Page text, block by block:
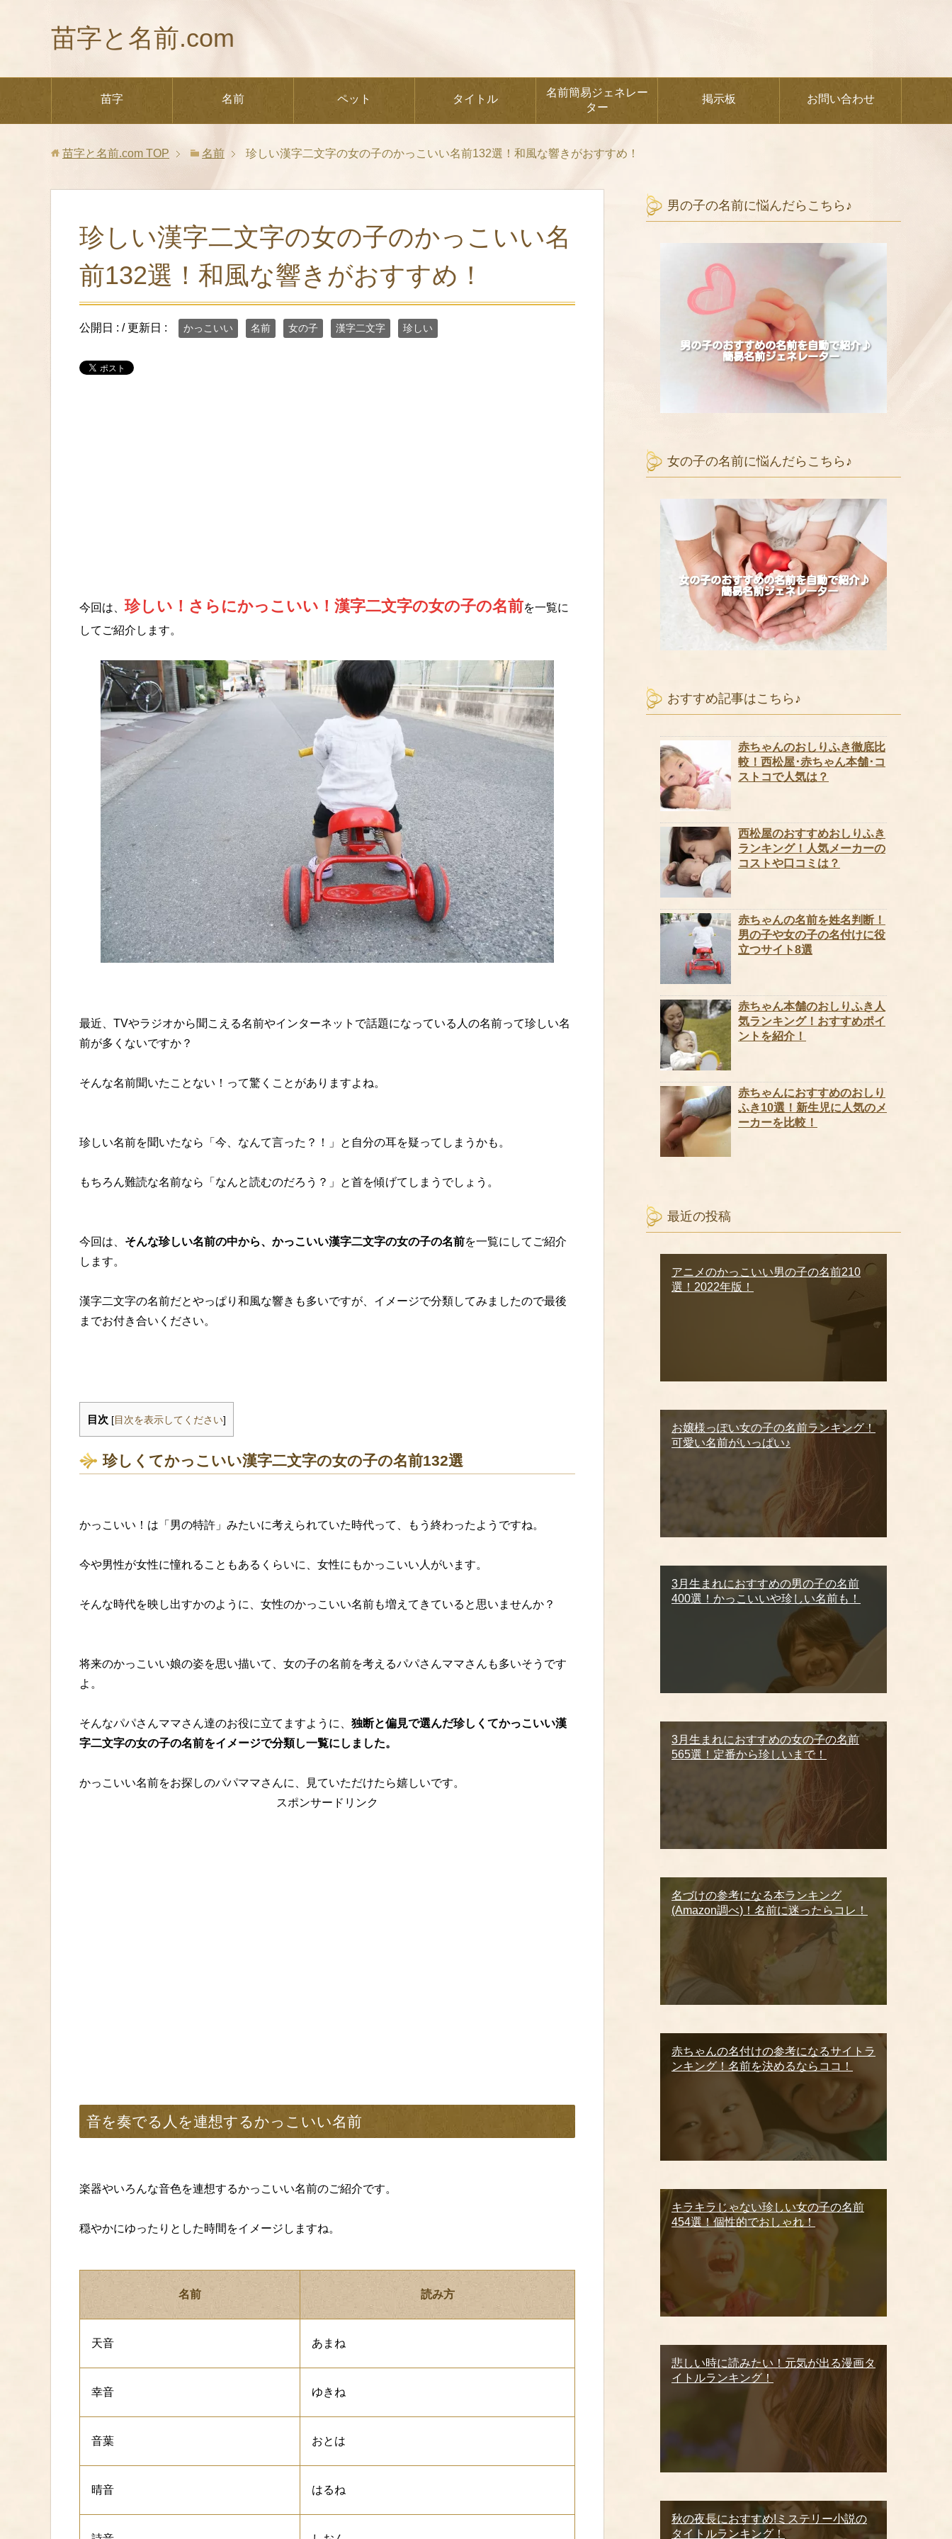
苗字と名前.com
苗字 名前 ペット タイトル
名前簡易ジェネレー
ター
掲示板 お問い合わせ
苗字と名前.com TOP 名前 珍しい漢字二文字の女の子のかっこいい名前132選！和風な響きがおすすめ！
珍しい漢字二文字の女の子のかっこいい名
前132選！和風な響きがおすすめ！
公開日 : / 更新日 : かっこいい 名前 女の子 漢字二文字 珍しい
今回は、珍しい！さらにかっこいい！漢字二文字の女の子の名前を一覧に
してご紹介します。
最近、TVやラジオから聞こえる名前やインターネットで話題になっている人の名前って珍しい名
前が多くないですか？
そんな名前聞いたことない！って驚くことがありますよね。
珍しい名前を聞いたなら「今、なんて言った？！」と自分の耳を疑ってしまうかも。
もちろん難読な名前なら「なんと読むのだろう？」と首を傾げてしまうでしょう。
今回は、 そんな珍しい名前の中から、かっこいい漢字二文字の女の子の名前を一覧にしてご紹介
します。
漢字二文字の名前だとやっぱり和風な響きも多いですが、イメージで分類してみましたので最後
までお付き合いください。
目次 [ 目次を表示してください]
珍しくてかっこいい漢字二文字の女の子の名前132選
かっこいい！は「男の特許」みたいに考えられていた時代って、もう終わったようですね。
今や男性が女性に憧れることもあるくらいに、女性にもかっこいい人がいます。
そんな時代を映し出すかのように、女性のかっこいい名前も増えてきていると思いませんか？
将来のかっこいい娘の姿を思い描いて、女の子の名前を考えるパパさんママさんも多いそうです
よ。
そんなパパさんママさん達のお役に立てますように、 独断と偏見で選んだ珍しくてかっこいい漢
字二文字の女の子の名前をイメージで分類し一覧にしました。
かっこいい名前をお探しのパパママさんに、見ていただけたら嬉しいです。
スポンサードリンク
音を奏でる人を連想するかっこいい名前
楽器やいろんな音色を連想するかっこいい名前のご紹介です。
穏やかにゆったりとした時間をイメージしますね。
名前 読み方
天音 あまね
幸音 ゆきね
音葉 おとは
晴音 はるね
男の子の名前に悩んだらこちら♪
女の子の名前に悩んだらこちら♪
おすすめ記事はこちら♪
赤ちゃんのおしりふき徹底比
較！西松屋･赤ちゃん本舗･コ
ストコで人気は？
西松屋のおすすめおしりふき
ランキング！人気メーカーの
コストや口コミは？
赤ちゃんの名前を姓名判断！
男の子や女の子の名付けに役
立つサイト8選
赤ちゃん本舗のおしりふき人
気ランキング！おすすめポイ
ントを紹介！
赤ちゃんにおすすめのおしり
ふき10選！新生児に人気のメ
ーカーを比較！
最近の投稿
アニメのかっこいい男の子の名前210
選！2022年版！
お嬢様っぽい女の子の名前ランキング！
可愛い名前がいっぱい♪
3月生まれにおすすめの男の子の名前
400選！かっこいいや珍しい名前も！
3月生まれにおすすめの女の子の名前
565選！定番から珍しいまで！
名づけの参考になる本ランキング
(Amazon調べ)！名前に迷ったらコレ！
赤ちゃんの名付けの参考になるサイトラ
ンキング！名前を決めるならココ！
キラキラじゃない珍しい女の子の名前
454選！個性的でおしゃれ！
悲しい時に読みたい！元気が出る漫画タ
イトルランキング！
秋の夜長におすすめ!ミステリー小説の
タイトルランキング！